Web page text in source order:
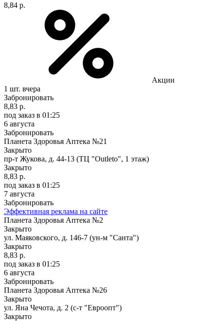
8,84 р.
Акции
1 шт. вчера
Забронировать
8,83 р.
под заказ в 01:25
6 августа
Забронировать
Планета Здоровья Аптека №21
Закрыто
пр-т Жукова, д. 44-13 (ТЦ "Outleto", 1 этаж)
Закрыто
8,83 р.
под заказ в 01:25
7 августа
Забронировать
Эффективная реклама на сайте
Планета Здоровья Аптека №2
Закрыто
ул. Маяковского, д. 146-7 (ун-м "Санта")
Закрыто
8,83 р.
под заказ в 01:25
6 августа
Забронировать
Планета Здоровья Аптека №26
Закрыто
ул. Яна Чечота, д. 2 (с-т "Евроопт")
Закрыто